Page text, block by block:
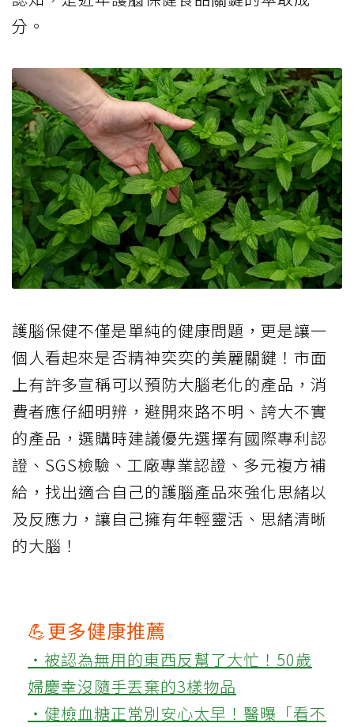
分。
護腦保健不僅是單純的健康問題，更是讓一
個人看起來是否精神奕奕的美麗關鍵！市面
上有許多宣稱可以預防大腦老化的產品，消
費者應仔細明辨，避開來路不明、誇大不實
的產品，選購時建議優先選擇有國際專利認
證、SGS檢驗、工廠專業認證、多元複方補
給，找出適合自己的護腦產品來強化思緒以
及反應力，讓自己擁有年輕靈活、思緒清晰
的大腦！
💪更多健康推薦
‧被認為無用的東西反幫了大忙！50歲
婦慶幸沒隨手丟棄的3樣物品
‧健檢血糖正常別安心太早！醫曝「看不